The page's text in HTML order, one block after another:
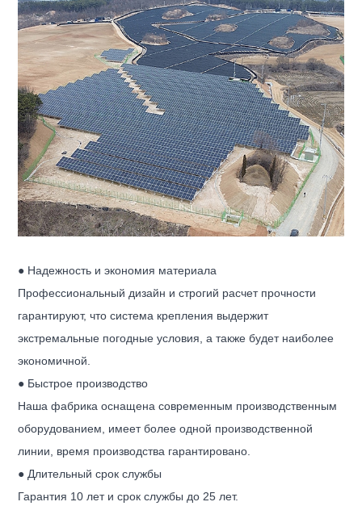
● Надежность и экономия материала
Профессиональный дизайн и строгий расчет прочности
гарантируют, что система крепления выдержит
экстремальные погодные условия, а также будет наиболее
экономичной.
● Быстрое производство
Наша фабрика оснащена современным производственным
оборудованием, имеет более одной производственной
линии, время производства гарантировано.
● Длительный срок службы
Гарантия 10 лет и срок службы до 25 лет.